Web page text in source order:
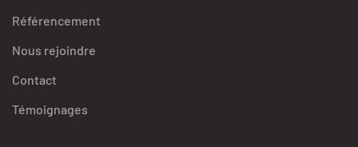
Référencement
Nous rejoindre
Contact
Témoignages